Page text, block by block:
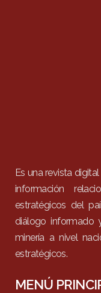
Es una revista
información
estratégicos del
diálogo informado
minería a nivel
estratégicos.
MENÚ